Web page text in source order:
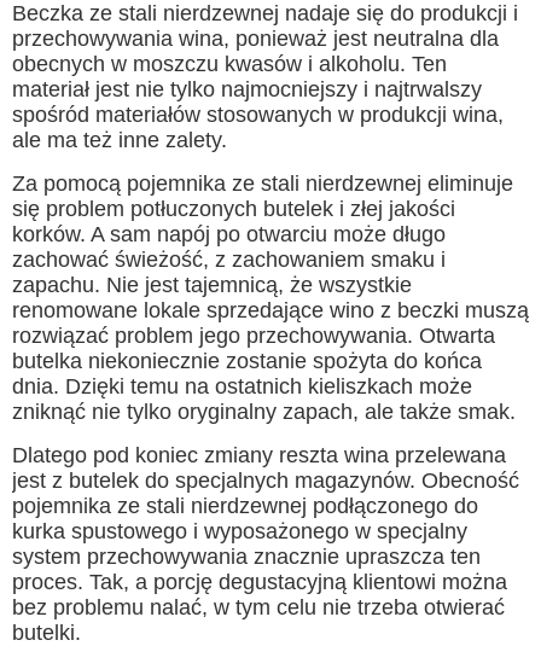
Beczka ze stali nierdzewnej nadaje się do produkcji i
przechowywania wina, ponieważ jest neutralna dla
obecnych w moszczu kwasów i alkoholu. Ten
materiał jest nie tylko najmocniejszy i najtrwalszy
spośród materiałów stosowanych w produkcji wina,
ale ma też inne zalety.
Za pomocą pojemnika ze stali nierdzewnej eliminuje
się problem potłuczonych butelek i złej jakości
korków. A sam napój po otwarciu może długo
zachować świeżość, z zachowaniem smaku i
zapachu. Nie jest tajemnicą, że wszystkie
renomowane lokale sprzedające wino z beczki muszą
rozwiązać problem jego przechowywania. Otwarta
butelka niekoniecznie zostanie spożyta do końca
dnia. Dzięki temu na ostatnich kieliszkach może
zniknąć nie tylko oryginalny zapach, ale także smak.
Dlatego pod koniec zmiany reszta wina przelewana
jest z butelek do specjalnych magazynów. Obecność
pojemnika ze stali nierdzewnej podłączonego do
kurka spustowego i wyposażonego w specjalny
system przechowywania znacznie upraszcza ten
proces. Tak, a porcję degustacyjną klientowi można
bez problemu nalać, w tym celu nie trzeba otwierać
butelki.